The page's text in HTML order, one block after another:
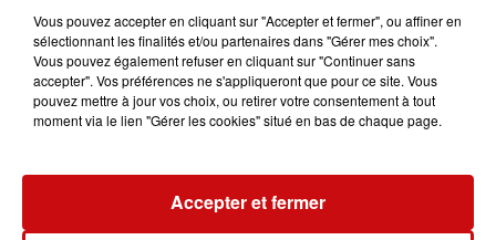
au12 septembre 2023 à 22h00
Tarif Gratuit
Le RiveRhin de Village-Neuf
Vous pouvez accepter en cliquant sur "Accepter et fermer", ou affiner en
sélectionnant les finalités et/ou partenaires dans "Gérer mes choix".
Vous pouvez également refuser en cliquant sur "Continuer sans
accepter". Vos préférences ne s'appliqueront que pour ce site. Vous
pouvez mettre à jour vos choix, ou retirer votre consentement à tout
moment via le lien "Gérer les cookies" situé en bas de chaque page.
Accepter et fermer